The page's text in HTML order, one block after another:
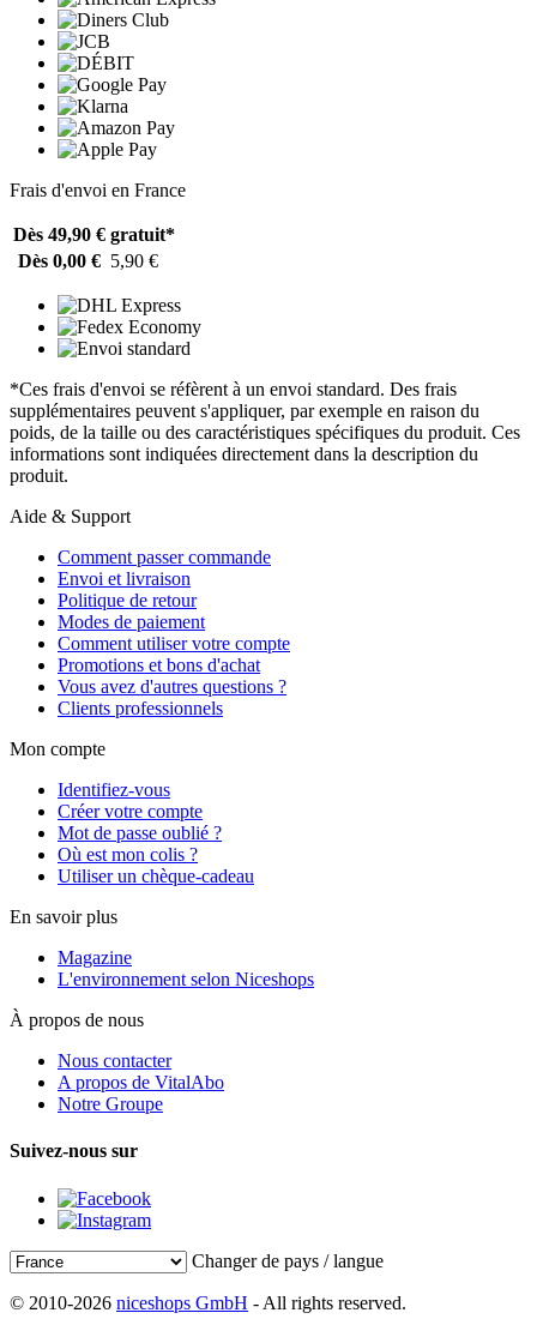
Frais d'envoi en France
Dès 49,90 € gratuit*
Dès 0,00 € 5,90 €
*Ces frais d'envoi se réfèrent à un envoi standard. Des frais
supplémentaires peuvent s'appliquer, par exemple en raison du
poids, de la taille ou des caractéristiques spécifiques du produit. Ces
informations sont indiquées directement dans la description du
produit.
Aide & Support
Comment passer commande
Envoi et livraison
Politique de retour
Modes de paiement
Comment utiliser votre compte
Promotions et bons d'achat
Vous avez d'autres questions ?
Clients professionnels
Mon compte
Identifiez-vous
Créer votre compte
Mot de passe oublié ?
Où est mon colis ?
Utiliser un chèque-cadeau
En savoir plus
Magazine
L'environnement selon Niceshops
À propos de nous
Nous contacter
A propos de VitalAbo
Notre Groupe
Suivez-nous sur
Changer de pays / langue
© 2010-2026 niceshops GmbH - All rights reserved.